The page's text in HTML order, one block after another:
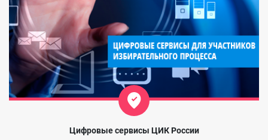
Цифровые сервисы ЦИК России